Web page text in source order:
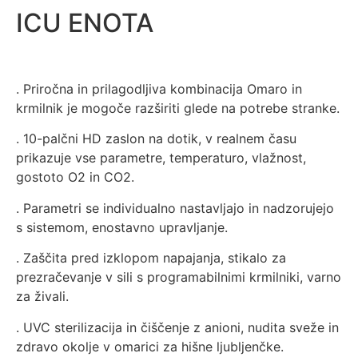
ICU ENOTA
. Priročna in prilagodljiva kombinacija Omaro in
krmilnik je mogoče razširiti glede na potrebe stranke.
. 10-palčni HD zaslon na dotik, v realnem času
prikazuje vse parametre, temperaturo, vlažnost,
gostoto O2 in CO2.
. Parametri se individualno nastavljajo in nadzorujejo
s sistemom, enostavno upravljanje.
. Zaščita pred izklopom napajanja, stikalo za
prezračevanje v sili s programabilnimi krmilniki, varno
za živali.
. UVC sterilizacija in čiščenje z anioni, nudita sveže in
zdravo okolje v omarici za hišne ljubljenčke.